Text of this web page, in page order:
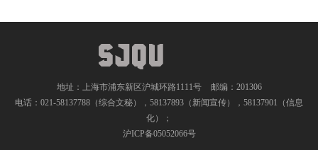
地址：上海市浦东新区沪城环路1111号
邮编：201306
电话：021-58137788（综合文秘），58137893（新闻宣传），58137901（信息
化）；
沪ICP备05052066号